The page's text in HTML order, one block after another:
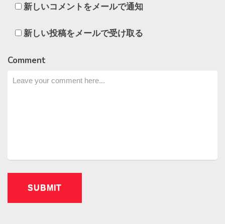
新しいコメントをメールで通知
新しい投稿をメールで受け取る
Comment